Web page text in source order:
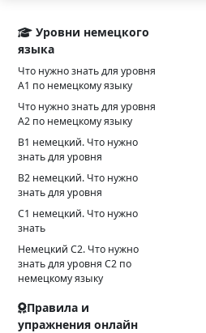
Уровни немецкого
языка
Что нужно знать для уровня
А1 по немецкому языку
Что нужно знать для уровня
А2 по немецкому языку
B1 немецкий. Что нужно
знать для уровня
B2 немецкий. Что нужно
знать для уровня
C1 немецкий. Что нужно
знать
Немецкий С2. Что нужно
знать для уровня С2 по
немецкому языку
Правила и
упражнения онлайн